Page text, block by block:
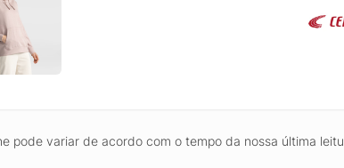
pode variar de acordo com o tempo da nossa última